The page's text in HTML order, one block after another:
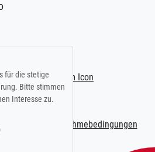
Teilnahmebedingungen
für die stetige
Bitte stimmen
Interesse zu.